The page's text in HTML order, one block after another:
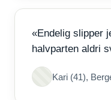
«Endelig slipper
halvparten aldri
Kari (41),